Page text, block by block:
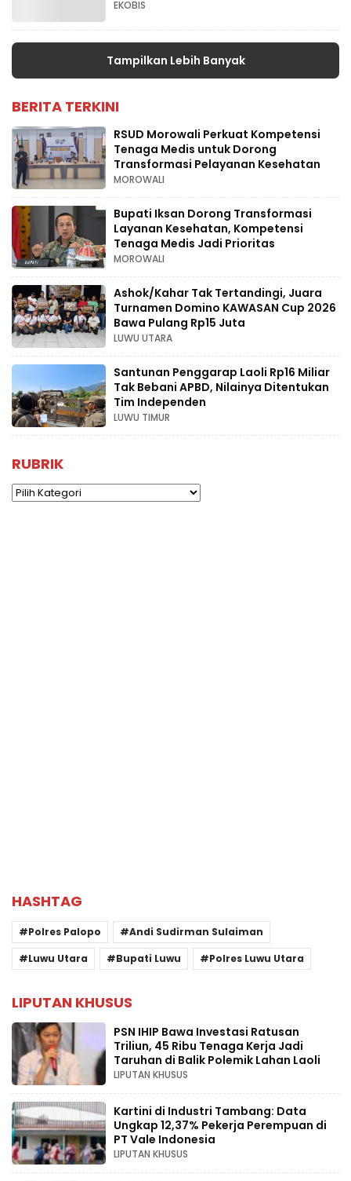
EKOBIS
Tampilkan Lebih Banyak
BERITA TERKINI
RSUD Morowali Perkuat Kompetensi
Tenaga Medis untuk Dorong
Transformasi Pelayanan Kesehatan
MOROWALI
Bupati Iksan Dorong Transformasi
Layanan Kesehatan, Kompetensi
Tenaga Medis Jadi Prioritas
MOROWALI
Ashok/Kahar Tak Tertandingi, Juara
Turnamen Domino KAWASAN Cup 2026
Bawa Pulang Rp15 Juta
LUWU UTARA
Santunan Penggarap Laoli Rp16 Miliar
Tak Bebani APBD, Nilainya Ditentukan
Tim Independen
LUWU TIMUR
RUBRIK
Rubrik
HASHTAG
Polres Palopo
Andi Sudirman Sulaiman
Luwu Utara
Bupati Luwu Polres Luwu Utara
LIPUTAN KHUSUS
PSN IHIP Bawa Investasi Ratusan
Triliun, 45 Ribu Tenaga Kerja Jadi
Taruhan di Balik Polemik Lahan Laoli
LIPUTAN KHUSUS
Kartini di Industri Tambang: Data
Ungkap 12,37% Pekerja Perempuan di
PT Vale Indonesia
LIPUTAN KHUSUS